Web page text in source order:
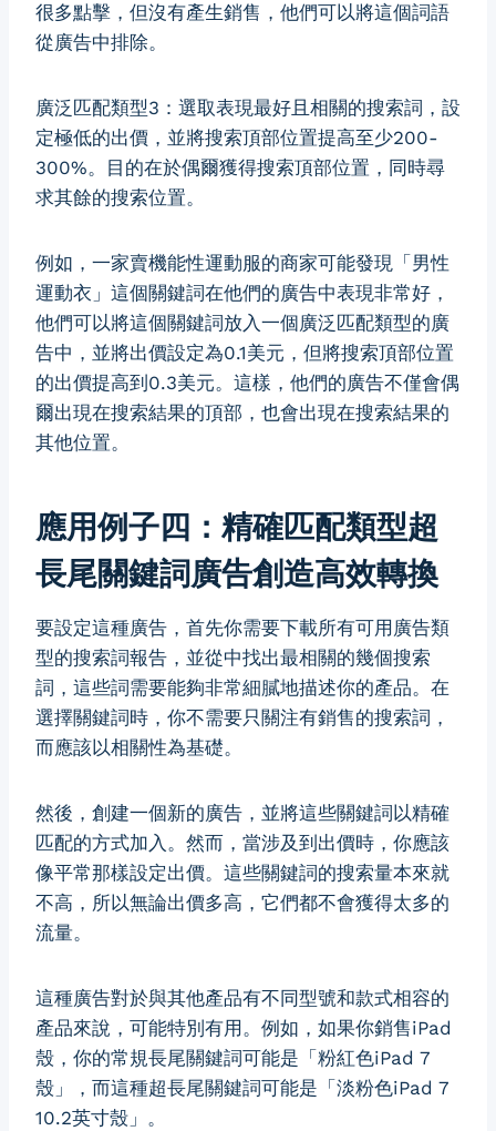
很多點擊，但沒有產生銷售，他們可以將這個詞語
從廣告中排除。
廣泛匹配類型3：選取表現最好且相關的搜索詞，設
定極低的出價，並將搜索頂部位置提高至少200-
300%。目的在於偶爾獲得搜索頂部位置，同時尋
求其餘的搜索位置。
例如，一家賣機能性運動服的商家可能發現「男性
運動衣」這個關鍵詞在他們的廣告中表現非常好，
他們可以將這個關鍵詞放入一個廣泛匹配類型的廣
告中，並將出價設定為0.1美元，但將搜索頂部位置
的出價提高到0.3美元。這樣，他們的廣告不僅會偶
爾出現在搜索結果的頂部，也會出現在搜索結果的
其他位置。
應用例子四：精確匹配類型超
長尾關鍵詞廣告創造高效轉換
要設定這種廣告，首先你需要下載所有可用廣告類
型的搜索詞報告，並從中找出最相關的幾個搜索
詞，這些詞需要能夠非常細膩地描述你的產品。在
選擇關鍵詞時，你不需要只關注有銷售的搜索詞，
而應該以相關性為基礎。
然後，創建一個新的廣告，並將這些關鍵詞以精確
匹配的方式加入。然而，當涉及到出價時，你應該
像平常那樣設定出價。這些關鍵詞的搜索量本來就
不高，所以無論出價多高，它們都不會獲得太多的
流量。
這種廣告對於與其他產品有不同型號和款式相容的
產品來說，可能特別有用。例如，如果你銷售iPad
殼，你的常規長尾關鍵詞可能是「粉紅色iPad 7
殼」，而這種超長尾關鍵詞可能是「淡粉色iPad 7
10.2英寸殼」。